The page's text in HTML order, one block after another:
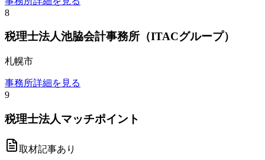
8
税理士法人池脇会計事務所（ITACグループ）
札幌市
事務所詳細を見る
9
税理士法人マッチポイント
取材記事あり